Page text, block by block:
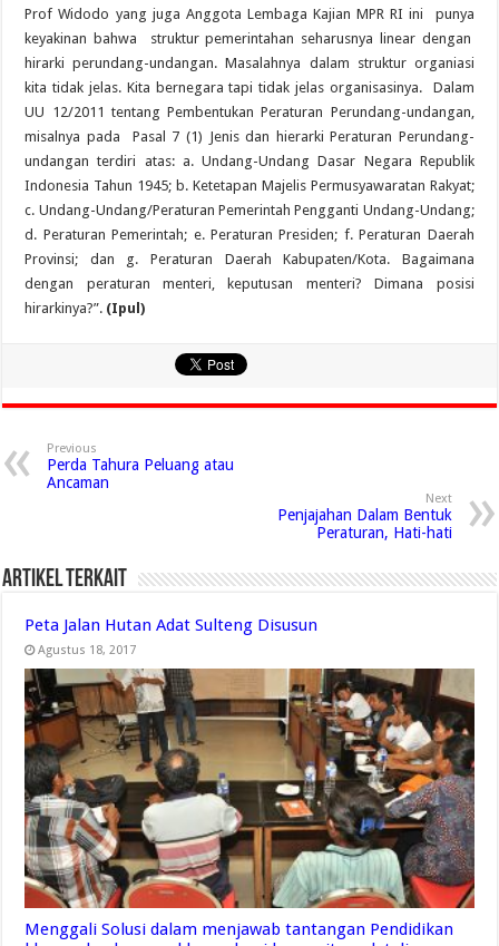
Prof Widodo yang juga Anggota Lembaga Kajian MPR RI ini punya
keyakinan bahwa struktur pemerintahan seharusnya linear dengan
hirarki perundang-undangan. Masalahnya dalam struktur organiasi
kita tidak jelas. Kita bernegara tapi tidak jelas organisasinya. Dalam
UU 12/2011 tentang Pembentukan Peraturan Perundang-undangan,
misalnya pada Pasal 7 (1) Jenis dan hierarki Peraturan Perundang-
undangan terdiri atas: a. Undang-Undang Dasar Negara Republik
Indonesia Tahun 1945; b. Ketetapan Majelis Permusyawaratan Rakyat;
c. Undang-Undang/Peraturan Pemerintah Pengganti Undang-Undang;
d. Peraturan Pemerintah; e. Peraturan Presiden; f. Peraturan Daerah
Provinsi; dan g. Peraturan Daerah Kabupaten/Kota. Bagaimana
dengan peraturan menteri, keputusan menteri? Dimana posisi
hirarkinya?”. (Ipul)
Previous
Perda Tahura Peluang atau
Ancaman
Next
Penjajahan Dalam Bentuk
Peraturan, Hati-hati
Artikel Terkait
Peta Jalan Hutan Adat Sulteng Disusun
Agustus 18, 2017
Menggali Solusi dalam menjawab tantangan Pendidikan